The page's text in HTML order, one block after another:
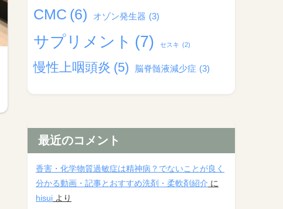
CMC (6) オゾン発生器 (3)
サプリメント (7) セスキ (2)
慢性上咽頭炎 (5) 脳脊髄液減少症 (3)
最近のコメント
香害・化学物質過敏症は精神病？でないことが良く
分かる動画・記事とおすすめ洗剤・柔軟剤紹介 に
hisui より